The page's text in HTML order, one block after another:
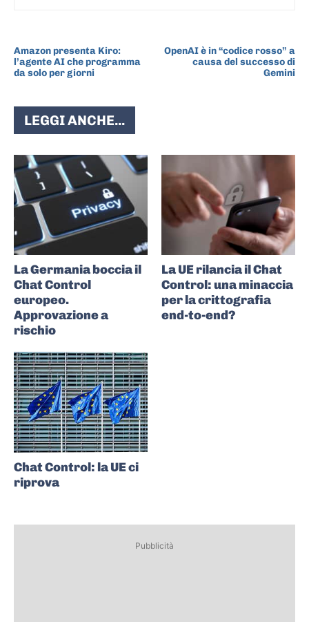
Amazon presenta Kiro:
l’agente AI che programma
da solo per giorni
OpenAI è in “codice rosso” a
causa del successo di
Gemini
LEGGI ANCHE...
La Germania boccia il
Chat Control
europeo.
Approvazione a
rischio
La UE rilancia il Chat
Control: una minaccia
per la crittografia
end-to-end?
Chat Control: la UE ci
riprova
Pubblicità